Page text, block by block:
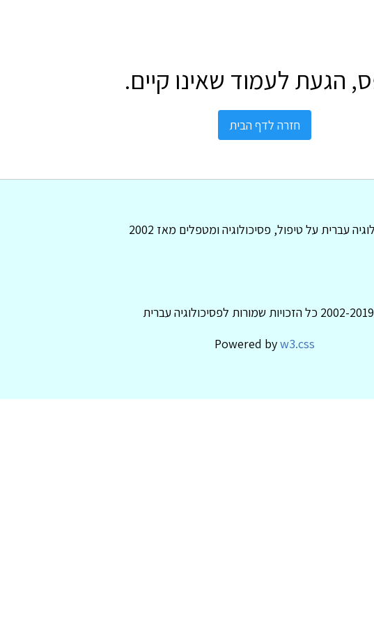
הגעת לעמוד שאינו קיים.
חזרה לדף הבית
עברית על טיפול, פסיכולוגיה ומטפלים מאז 2002
Powered byw3.css